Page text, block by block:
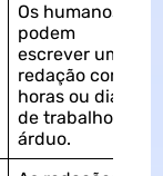
Os humanos
podem
escrever uma
redação com
horas ou dias
de trabalho
árduo.